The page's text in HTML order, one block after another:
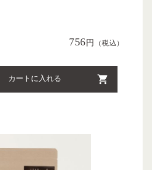
756 円 （税込）
カートに入れる